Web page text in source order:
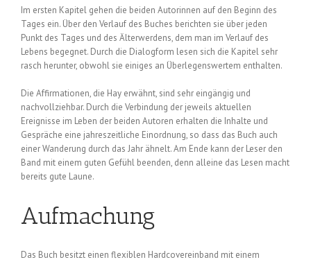
Im ersten Kapitel gehen die beiden Autorinnen auf den Beginn des
Tages ein. Über den Verlauf des Buches berichten sie über jeden
Punkt des Tages und des Älterwerdens, dem man im Verlauf des
Lebens begegnet. Durch die Dialogform lesen sich die Kapitel sehr
rasch herunter, obwohl sie einiges an Überlegenswertem enthalten.
Die Affirmationen, die Hay erwähnt, sind sehr eingängig und
nachvollziehbar. Durch die Verbindung der jeweils aktuellen
Ereignisse im Leben der beiden Autoren erhalten die Inhalte und
Gespräche eine jahreszeitliche Einordnung, so dass das Buch auch
einer Wanderung durch das Jahr ähnelt. Am Ende kann der Leser den
Band mit einem guten Gefühl beenden, denn alleine das Lesen macht
bereits gute Laune.
Aufmachung
Das Buch besitzt einen flexiblen Hardcovereinband mit einem